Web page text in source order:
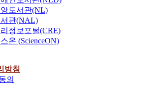
도서관(NL)
관(NAL)
정보포털(CRE)
온 (ScienceON)
방침
의